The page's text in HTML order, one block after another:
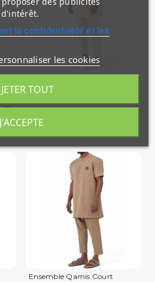
€
Ensemble Qamis Court
Qabail Silent
39,90 €
Ensemble Qamis Court
d'intérêt.
la confidentialité et les
les cookies
TOUT
J'ACCEPTE